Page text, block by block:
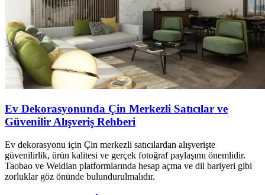
Ev Dekorasyonunda Çin Merkezli Satıcılar ve
Güvenilir Alışveriş Rehberi
Ev dekorasyonu için Çin merkezli satıcılardan alışverişte
güvenilirlik, ürün kalitesi ve gerçek fotoğraf paylaşımı önemlidir.
Taobao ve Weidian platformlarında hesap açma ve dil bariyeri gibi
zorluklar göz önünde bulundurulmalıdır.